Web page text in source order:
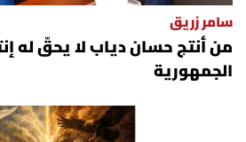
سامر زريق
من أنتج حسان دياب لا يحقّ له
الجمهورية